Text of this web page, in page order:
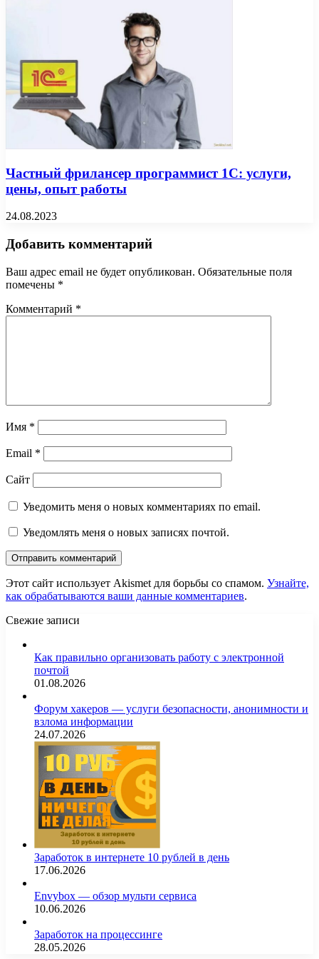
Частный фрилансер программист 1С: услуги,
цены, опыт работы
24.08.2023
Добавить комментарий
Ваш адрес email не будет опубликован. Обязательные поля
помечены *
Комментарий *
Имя *
Email *
Сайт
Уведомить меня о новых комментариях по email.
Уведомлять меня о новых записях почтой.
Этот сайт использует Akismet для борьбы со спамом. Узнайте,
как обрабатываются ваши данные комментариев.
Свежие записи
Как правильно организовать работу с электронной
почтой
01.08.2026
Форум хакеров — услуги безопасности, анонимности и
взлома информации
24.07.2026
Заработок в интернете 10 рублей в день
17.06.2026
Envybox — обзор мульти сервиса
10.06.2026
Заработок на процессинге
28.05.2026